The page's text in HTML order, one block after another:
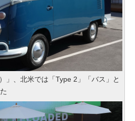
」、北米では「Type 2」「バス」と